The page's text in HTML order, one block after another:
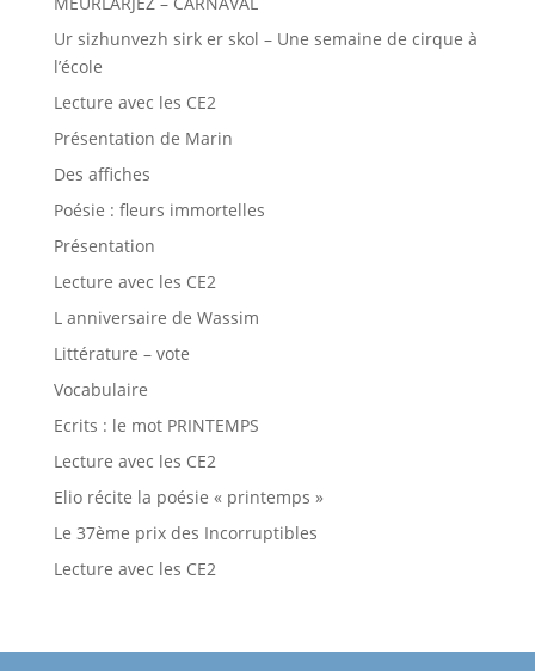
Ur sizhunvezh sirk er skol – Une semaine de cirque à
l’école
Lecture avec les CE2
Présentation de Marin
Des affiches
Poésie : fleurs immortelles
Présentation
Lecture avec les CE2
L anniversaire de Wassim
Littérature – vote
Vocabulaire
Ecrits : le mot PRINTEMPS
Lecture avec les CE2
Elio récite la poésie « printemps »
Le 37ème prix des Incorruptibles
Lecture avec les CE2